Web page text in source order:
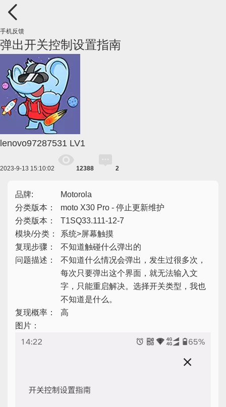
手机反馈
弹出开关控制设置指南
lenovo97287531 LV1
2023-9-13 15:10:02 12388 2
品牌:
Motorola
分类版本：
moto X30 Pro - 停止更新维护
分类版本：
T1SQ33.111-12-7
模块/分类：
系统>屏幕触摸
复现步骤：
不知道触碰什么弹出的
问题描述：
不知道什么情况会弹出，发生过很多次，
每次只要弹出这个界面，就无法输入文
字，只能重启解决。选择开关类型，我也
不知道是什么。
复现概率：
高
图片：